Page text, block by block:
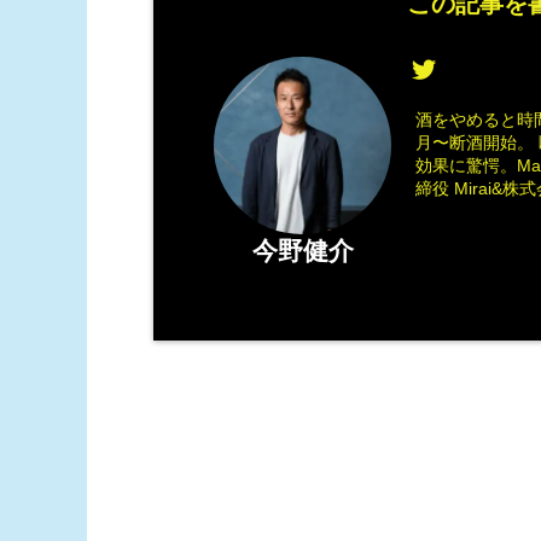
今野健介
酒をやめると時
月〜断酒開始
効果に驚愕。
締役 Mirai&株